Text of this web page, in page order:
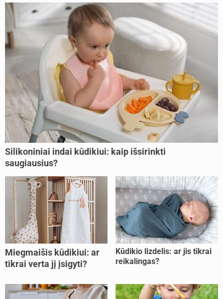
Silikoniniai indai kūdikiui: kaip išsirinkti
saugiausius?
Miegmaišis kūdikiui: ar
tikrai verta jį įsigyti?
Kūdikio lizdelis: ar jis tikrai
reikalingas?